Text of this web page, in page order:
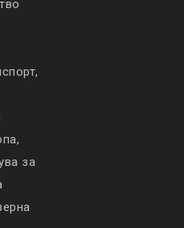
за